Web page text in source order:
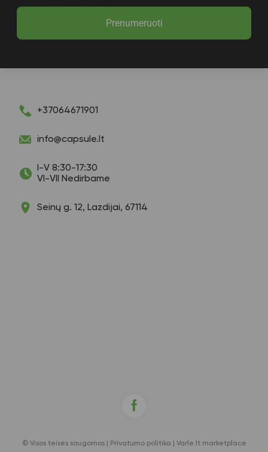
Prenumeruoti
+37064671901
info@capsule.lt
I-V 8:30-17:30
VI-VII Nedirbame
Seinų g. 12, Lazdijai, 67114
© Visos teisės saugomos | Privatumo politika Varle.lt marketplace